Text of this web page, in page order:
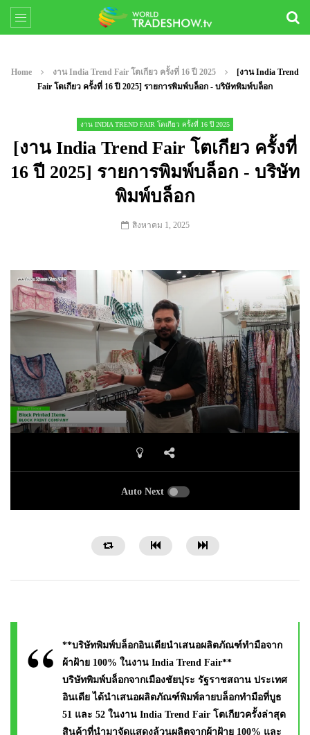
Home งาน India Trend Fair โตเกียว ครั้งที่ 16 ปี 2025
[งาน India Trend
Fair โตเกียว ครั้งที่ 16 ปี 2025] รายการพิมพ์บล็อก - บริษัทพิมพ์บล็อก
งาน INDIA TREND FAIR โตเกียว ครั้งที่ 16 ปี 2025
[งาน India Trend Fair โตเกียว ครั้งที่
16 ปี 2025] รายการพิมพ์บล็อก - บริษัท
พิมพ์บล็อก
สิงหาคม 1, 2025
Auto Next
**บริษัทพิมพ์บล็อกอินเดียนำเสนอผลิตภัณฑ์ทำมือจาก
ผ้าฝ้าย 100% ในงาน India Trend Fair**
บริษัทพิมพ์บล็อกจากเมืองชัยปุระ รัฐราชสถาน ประเทศ
อินเดีย ได้นำเสนอผลิตภัณฑ์พิมพ์ลายบล็อกทำมือที่บูธ
51 และ 52 ในงาน India Trend Fair โตเกียวครั้งล่าสุด
สินค้าที่นำมาจัดแสดงล้วนผลิตจากผ้าฝ้าย 100% และ